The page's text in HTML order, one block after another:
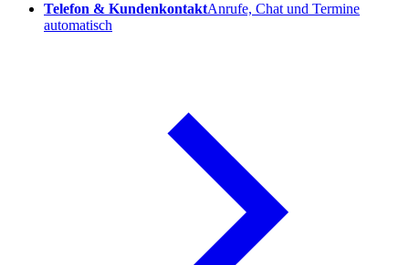
Telefon & KundenkontaktAnrufe, Chat und Termine
automatisch